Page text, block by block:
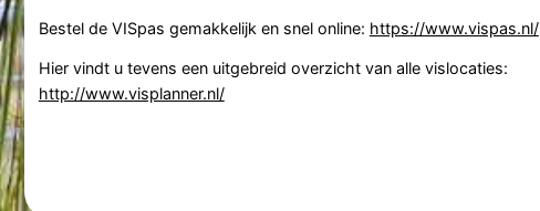
Bestel de VISpas gemakkelijk en snel online: https://www.vispas.nl/
Hier vindt u tevens een uitgebreid overzicht van alle vislocaties:
http://www.visplanner.nl/